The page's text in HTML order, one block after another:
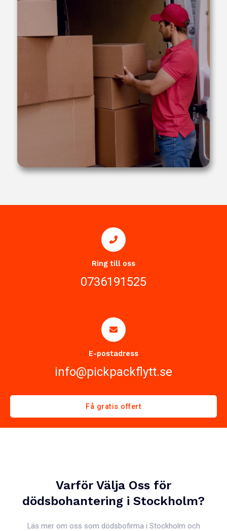
Ring till oss
0736191525
E-postadress
info@pickpackflytt.se
Få gratis offert
Varför Välja Oss för
dödsbohantering i Stockholm?
Läs mer om oss som dödsbofirma i Stockholm och